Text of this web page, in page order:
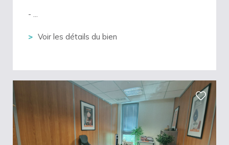
- ...
Voir les détails du bien